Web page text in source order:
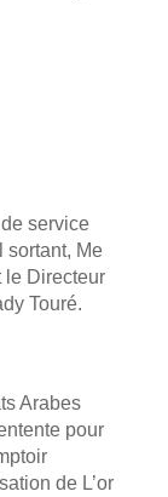
service
sortant, Me
le Directeur
Touré.
Arabes
pour
de L’or